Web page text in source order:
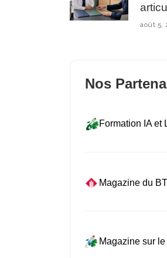
août 5,
Nos
Formation IA et
Magazine du
Magazine sur